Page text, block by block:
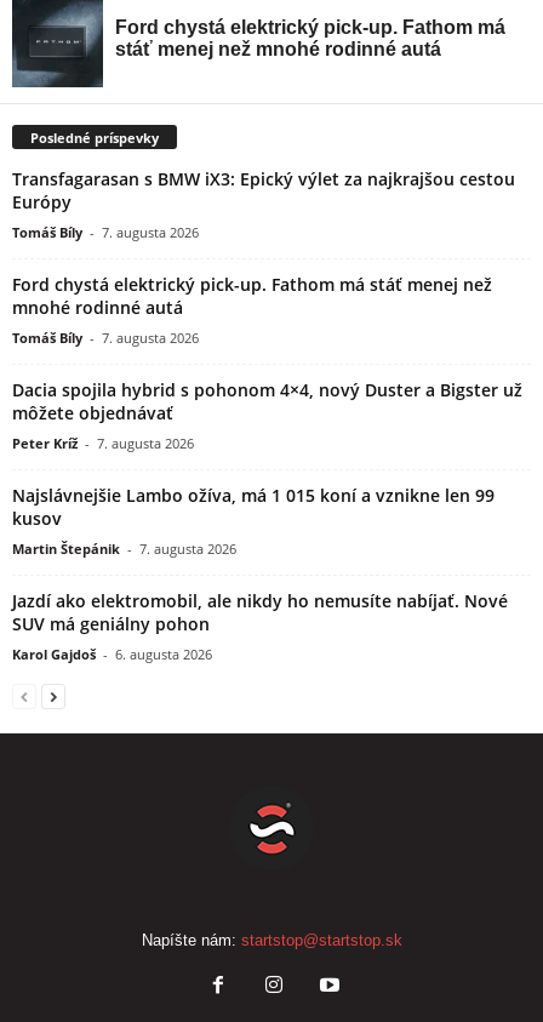
Posledné príspevky
Transfagarasan s BMW iX3: Epický výlet za najkrajšou cestou
Európy
Tomáš Bíly - 7. augusta 2026
Ford chystá elektrický pick-up. Fathom má stáť menej než
mnohé rodinné autá
Tomáš Bíly - 7. augusta 2026
Dacia spojila hybrid s pohonom 4×4, nový Duster a Bigster už
môžete objednávať
Peter Kríž - 7. augusta 2026
Najslávnejšie Lambo ožíva, má 1 015 koní a vznikne len 99
kusov
Martin Štepánik - 7. augusta 2026
Jazdí ako elektromobil, ale nikdy ho nemusíte nabíjať. Nové
SUV má geniálny pohon
Karol Gajdoš - 6. augusta 2026
Napíšte nám: startstop@startstop.sk